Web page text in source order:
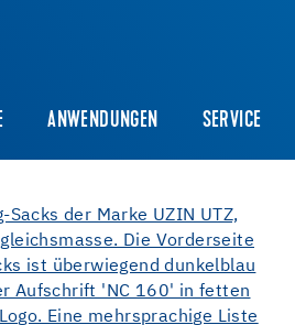
ANWENDUNGEN SERVICE